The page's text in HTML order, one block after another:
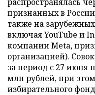
признанных в
также на
включая YouTube и
компании Meta,
организацией).
за период с 27 июня
млн рублей, при
избирательного